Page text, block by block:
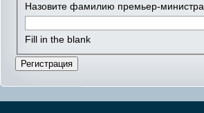
Назовите фамилию премьер-
Fill in the blank